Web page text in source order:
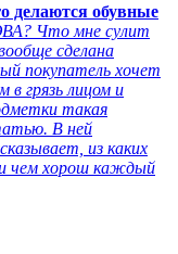
делаются обувные
Что мне сулит
сделана
покупатель хочет
в грязь лицом и
такая
В ней
из каких
чем хорош каждый